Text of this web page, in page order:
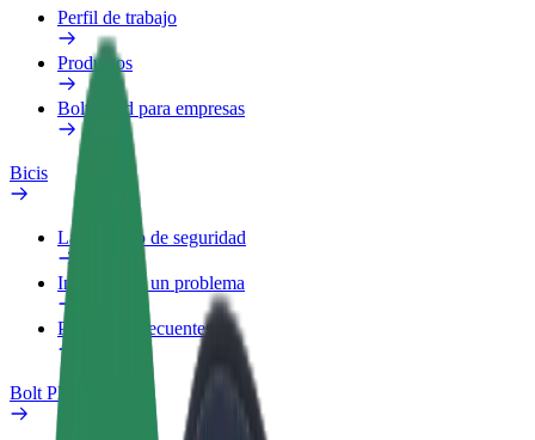
Perfil de trabajo
Productos
Bolt Food para empresas
Bicis
Laboratorio de seguridad
Informar de un problema
Preguntas frecuentes
Bolt Plus